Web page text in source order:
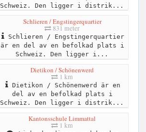
Schweiz. Den ligger i distrik...
Schlieren / Engstingerquartier
831 meter
Schlieren / Engstingerquartier
är en del av en befolkad plats i
Schweiz. Den ligger i...
Dietikon / Schönenwerd
1 km
Dietikon / Schönenwerd är en
del av en befolkad plats i
Schweiz. Den ligger i distrik...
Kantonsschule Limmattal
1 km